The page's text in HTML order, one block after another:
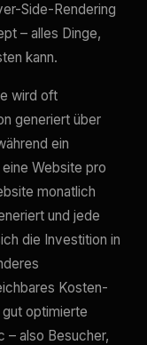
Side-Rendering
– alles Dinge,
kann.
wird oft
generiert über
ein
Website pro
monatlich
und jede
die Investition in
Kosten-
gut optimierte
– also Besucher,